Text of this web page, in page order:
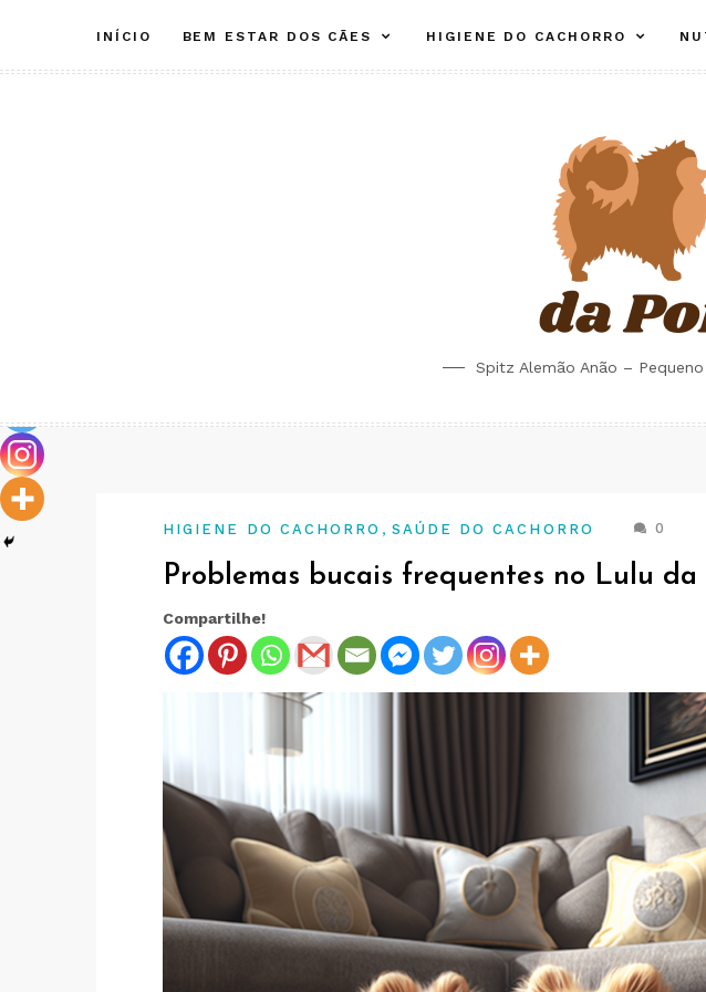
content
INÍCIO BEM ESTAR DOS CÃES HIGIENE DO CACHORRO
Spitz Alemão Anão –
HIGIENE DO CACHORRO , SAÚDE DO CACHORRO 0
Problemas bucais frequentes no Lulu da
Compartilhe!